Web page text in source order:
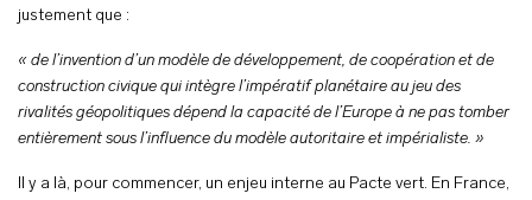
justement que :
« de l’invention d’un modèle de développement, de coopération et de
construction civique qui intègre l’impératif planétaire au jeu des
rivalités géopolitiques dépend la capacité de l’Europe à ne pas tomber
entièrement sous l’influence du modèle autoritaire et impérialiste. »
Il y a là, pour commencer, un enjeu interne au Pacte vert. En France,